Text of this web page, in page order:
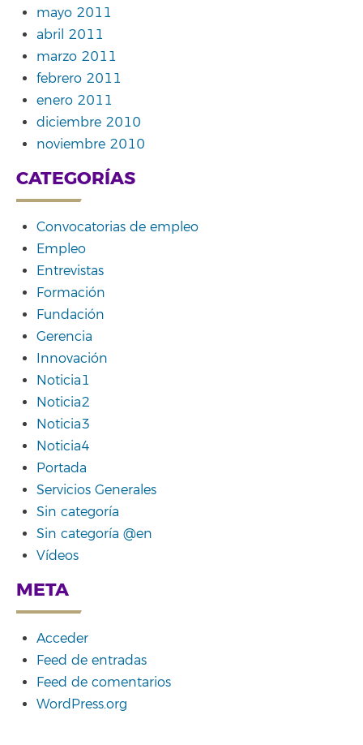
mayo 2011
abril 2011
marzo 2011
febrero 2011
enero 2011
diciembre 2010
noviembre 2010
CATEGORÍAS
Convocatorias de empleo
Empleo
Entrevistas
Formación
Fundación
Gerencia
Innovación
Noticia1
Noticia2
Noticia3
Noticia4
Portada
Servicios Generales
Sin categoría
Sin categoría @en
Vídeos
META
Acceder
Feed de entradas
Feed de comentarios
WordPress.org